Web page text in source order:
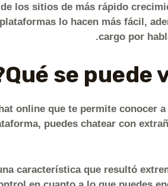
los sitios de más rápido
lo hacen más fácil,
cargo por
online que te permite conocer
puedes chatear con
característica que resultó